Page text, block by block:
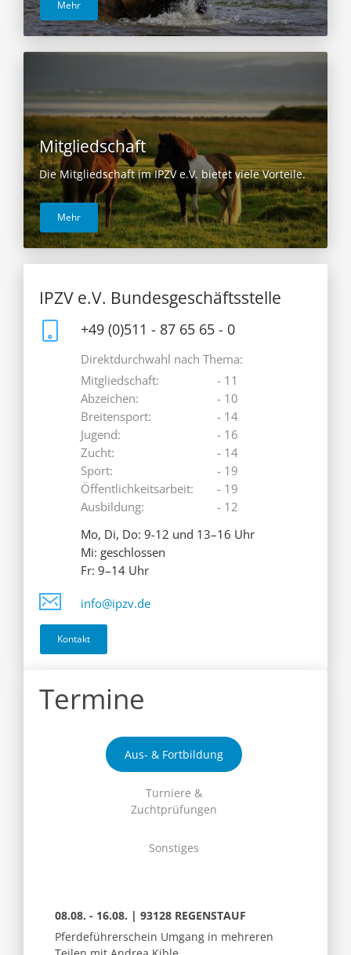
Mehr
Mitgliedschaft
Die Mitgliedschaft im IPZV e.V. bietet viele Vorteile.
Mehr
IPZV e.V. Bundesgeschäftsstelle
+49 (0)511 - 87 65 65 - 0
Direktdurchwahl nach Thema:
Mitgliedschaft:
Abzeichen:
Breitensport:
Jugend:
Zucht:
Sport:
Öffentlichkeitsarbeit:
Ausbildung:
- 11
- 10
- 14
- 16
- 14
- 19
- 19
- 12
Mo, Di, Do: 9-12 und 13–16 Uhr
Mi: geschlossen
Fr: 9–14 Uhr
info@ipzv.de
Kontakt
Termine
Aus- & Fortbildung
Turniere &
Zuchtprüfungen
Sonstiges
08.08. - 16.08. | 93128 REGENSTAUF
Pferdeführerschein Umgang in mehreren